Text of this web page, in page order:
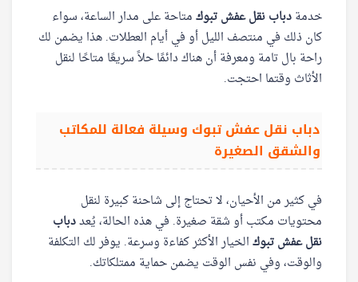
خدمةدباب نقل عفش تبوكمتاحة على مدار الساعة، سواء
كان ذلك في منتصف الليل أو في أيام العطلات. هذا يضمن لك
راحة بال تامة ومعرفة أن هناك دائمًا حلاً سريعًا متاحًا لنقل
الأثاث وقتما احتجت.
دباب نقل عفش تبوك وسيلة فعالة للمكاتب
والشقق الصغيرة
في كثير من الأحيان، لا تحتاج إلى شاحنة كبيرة لنقل
محتويات مكتب أو شقة صغيرة. في هذه الحالة، يُعددباب
نقل عفش تبوكالخيار الأكثر كفاءة وسرعة. يوفر لك التكلفة
والوقت، وفي نفس الوقت يضمن حماية ممتلكاتك.